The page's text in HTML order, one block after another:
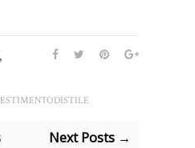
,
Next Posts →